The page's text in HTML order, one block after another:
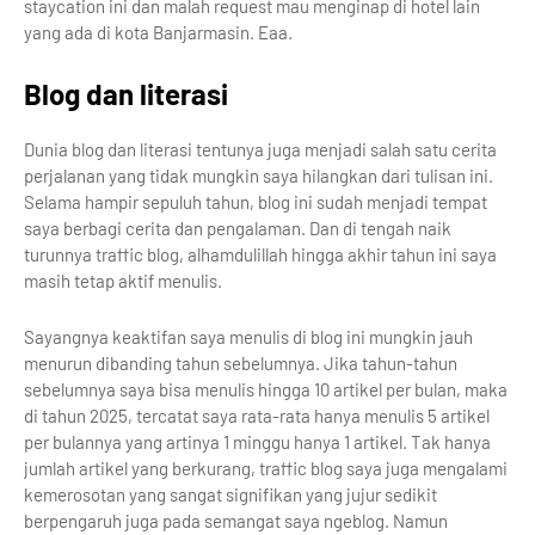
staycation ini dan malah request mau menginap di hotel lain
yang ada di kota Banjarmasin. Eaa.
Blog dan literasi
Dunia blog dan literasi tentunya juga menjadi salah satu cerita
perjalanan yang tidak mungkin saya hilangkan dari tulisan ini.
Selama hampir sepuluh tahun, blog ini sudah menjadi tempat
saya berbagi cerita dan pengalaman. Dan di tengah naik
turunnya traffic blog, alhamdulillah hingga akhir tahun ini saya
masih tetap aktif menulis.
Sayangnya keaktifan saya menulis di blog ini mungkin jauh
menurun dibanding tahun sebelumnya. Jika tahun-tahun
sebelumnya saya bisa menulis hingga 10 artikel per bulan, maka
di tahun 2025, tercatat saya rata-rata hanya menulis 5 artikel
per bulannya yang artinya 1 minggu hanya 1 artikel. Tak hanya
jumlah artikel yang berkurang, traffic blog saya juga mengalami
kemerosotan yang sangat signifikan yang jujur sedikit
berpengaruh juga pada semangat saya ngeblog. Namun